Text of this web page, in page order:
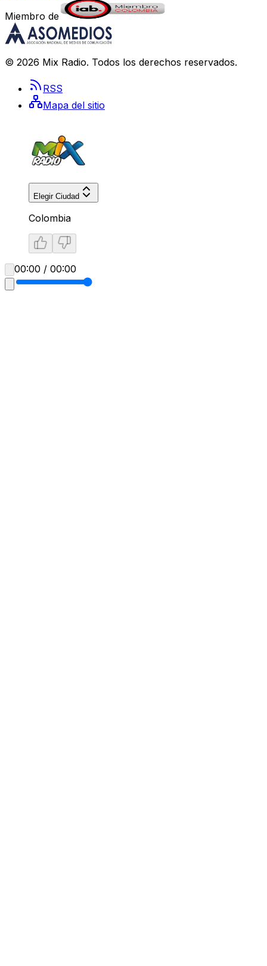
Miembro de
© 2026 Mix Radio. Todos los derechos reservados.
RSS
Mapa del sitio
Elegir Ciudad
Colombia
00:00 / 00:00